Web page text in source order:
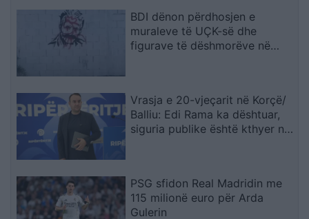
BDI dënon përdhosjen e
muraleve të UÇK-së dhe
figurave të dëshmorëve në
Vrasja e 20-vjeçarit në Korçë/
Balliu: Edi Rama ka dështuar,
siguria publike është kthyer në
PSG sfidon Real Madridin me
115 milionë euro për Arda
Gulerin